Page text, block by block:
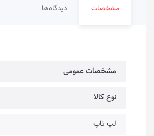
مشخصات دیدگاه‌ها
مشخصات عمومی
نوع کالا
لپ تاپ